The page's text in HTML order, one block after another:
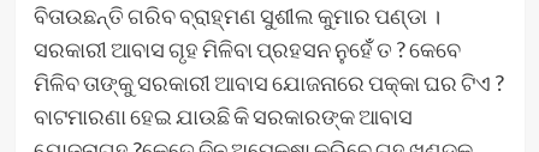
ବିତାଉଛନ୍ତି ଗରିବ ବ୍ରାହ୍ମଣ ସୁଶୀଲ କୁମାର ପଣ୍ଡା ।
ସରକାରୀ ଆବାସ ଗୃହ ମିଳିବା ପ୍ରହସନ ନୁହେଁଁ ତ ? କେବେ
ମିଳିବ ତାଙ୍କୁ ସରକାରୀ ଆବାସ ଯୋଜନାରେ ପକ୍କା ଘର ଟିଏ ?
ବାଟମାରଣା ହେଇ ଯାଉଛି କି ସରକାରଙ୍କ ଆବାସ